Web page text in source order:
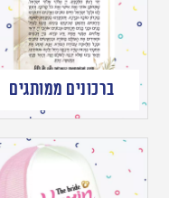
ברכונים ממותגים